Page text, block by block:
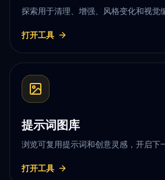
探索用于清理、增强、风格变化和视觉
打开工具
提示词图库
浏览可复用提示词和创意灵感，开启下
打开工具